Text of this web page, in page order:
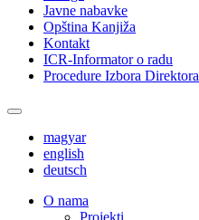
Javne nabavke
Opština Kanjiža
Kontakt
ICR-Informator o radu
Procedure Izbora Direktora
magyar
english
deutsch
О nama
Projekti